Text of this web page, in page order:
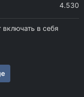
4.530
в себя